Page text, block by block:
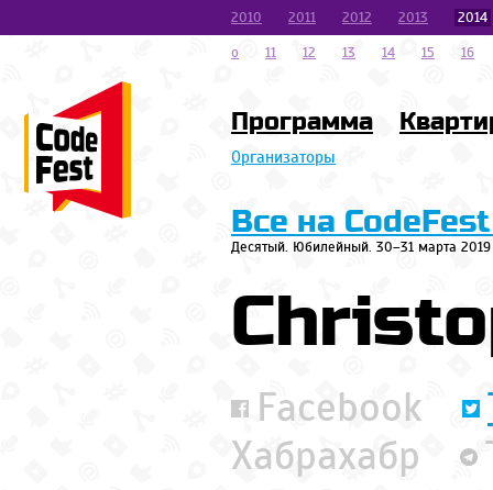
2010 2011 2012 2013
2014
o
11 12 13 14 15 16
Программа
Организаторы
Все на
Десятый. Юбилейный. 30–31 марта 2019
Facebook
Хабрахабр